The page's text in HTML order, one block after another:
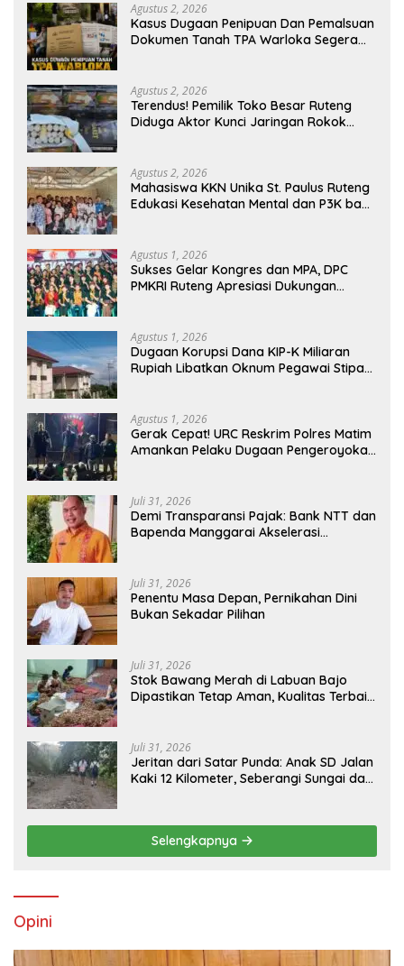
Agustus 2, 2026
Kasus Dugaan Penipuan Dan Pemalsuan
Dokumen Tanah TPA Warloka Segera
Memasuki Fase Krusial
Agustus 2, 2026
Terendus! Pemilik Toko Besar Ruteng
Diduga Aktor Kunci Jaringan Rokok
Agustus 2, 2026
Mahasiswa KKN Unika St. Paulus Ruteng
Edukasi Kesehatan Mental dan P3K bagi
Agustus 1, 2026
Sukses Gelar Kongres dan MPA, DPC
PMKRI Ruteng Apresiasi Dukungan
Agustus 1, 2026
Dugaan Korupsi Dana KIP-K Miliaran
Rupiah Libatkan Oknum Pegawai Stipas
Agustus 1, 2026
Gerak Cepat! URC Reskrim Polres Matim
Amankan Pelaku Dugaan Pengeroyokan
Juli 31, 2026
​Demi Transparansi Pajak: Bank NTT dan
Bapenda Manggarai Akselerasi
Juli 31, 2026
Penentu Masa Depan, Pernikahan Dini
Bukan Sekadar Pilihan
Juli 31, 2026
Stok Bawang Merah di Labuan Bajo
Dipastikan Tetap Aman, Kualitas Terbaik
Juli 31, 2026
Jeritan dari Satar Punda: Anak SD Jalan
Kaki 12 Kilometer, Seberangi Sungai dan
Selengkapnya
Opini